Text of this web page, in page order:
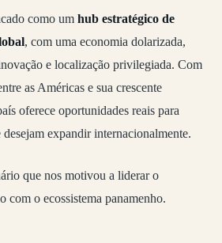
como um hub estratégico de
, com uma economia dolarizada,
e localização privilegiada. Com
as Américas e sua crescente
oferece oportunidades reais para
desejam expandir internacionalmente.
que nos motivou a liderar o
com o ecossistema panamenho.